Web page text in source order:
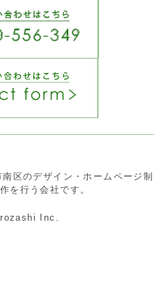
区のデザイン・ホームページ制
を行う会社です。
Inc.